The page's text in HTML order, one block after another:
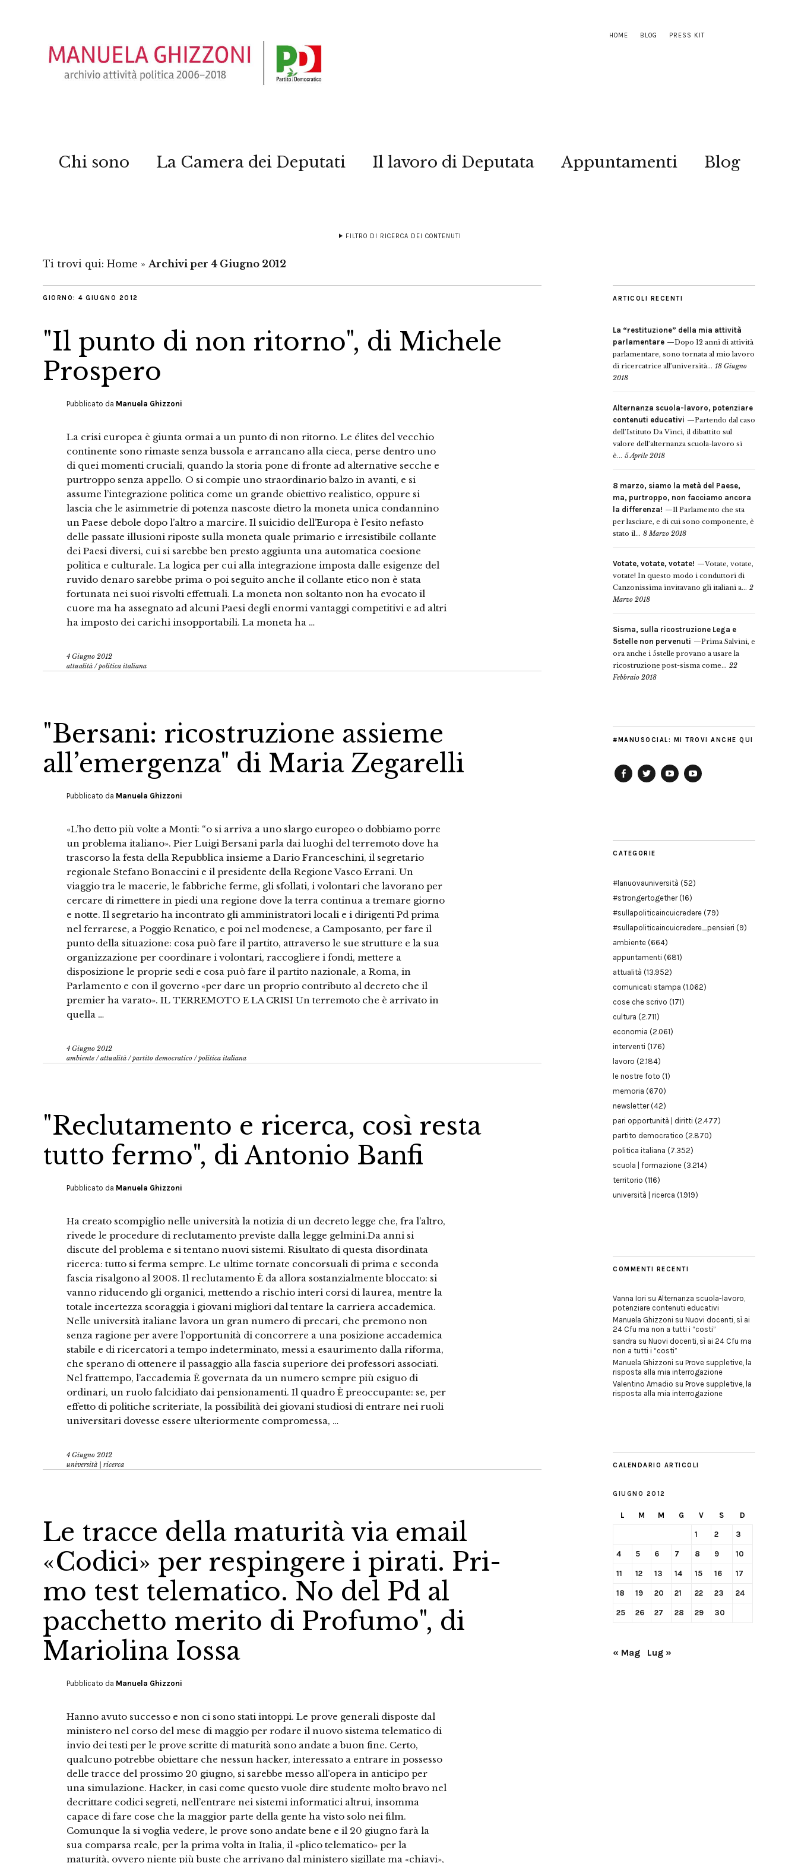
HOME BLOG PRESS KIT
Chi sono La Camera dei Deputati Il lavoro di Deputata Appuntamenti Blog
FILTRO DI RICERCA DEI CONTENUTI
Ti trovi qui: Home » Archivi per 4 Giugno 2012
GIORNO: 4 GIUGNO 2012
"Il punto di non ritorno", di Michele
Prospero
Pubblicato da Manuela Ghizzoni
La crisi europea è giunta ormai a un punto di non ritorno. Le élites del vecchio
continente sono rimaste senza bussola e arrancano alla cieca, perse dentro uno
di quei momenti cruciali, quando la storia pone di fronte ad alternative secche e
purtroppo senza appello. O si compie uno straordinario balzo in avanti, e si
assume l’integrazione politica come un grande obiettivo realistico, oppure si
lascia che le asimmetrie di potenza nascoste dietro la moneta unica condannino
un Paese debole dopo l’altro a marcire. Il suicidio dell’Europa è l’esito nefasto
delle passate illusioni riposte sulla moneta quale primario e irresistibile collante
dei Paesi diversi, cui si sarebbe ben presto aggiunta una automatica coesione
politica e culturale. La logica per cui alla integrazione imposta dalle esigenze del
ruvido denaro sarebbe prima o poi seguito anche il collante etico non è stata
fortunata nei suoi risvolti effettuali. La moneta non soltanto non ha evocato il
cuore ma ha assegnato ad alcuni Paesi degli enormi vantaggi competitivi e ad altri
ha imposto dei carichi insopportabili. La moneta ha …
4 Giugno 2012
attualità /politica italiana
"Bersani: ricostruzione assieme
all’emergenza" di Maria Zegarelli
Pubblicato da Manuela Ghizzoni
«L’ho detto più volte a Monti: “o si arriva a uno slargo europeo o dobbiamo porre
un problema italiano». Pier Luigi Bersani parla dai luoghi del terremoto dove ha
trascorso la festa della Repubblica insieme a Dario Franceschini, il segretario
regionale Stefano Bonaccini e il presidente della Regione Vasco Errani. Un
viaggio tra le macerie, le fabbriche ferme, gli sfollati, i volontari che lavorano per
cercare di rimettere in piedi una regione dove la terra continua a tremare giorno
e notte. Il segretario ha incontrato gli amministratori locali e i dirigenti Pd prima
nel ferrarese, a Poggio Renatico, e poi nel modenese, a Camposanto, per fare il
punto della situazione: cosa può fare il partito, attraverso le sue strutture e la sua
organizzazione per coordinare i volontari, raccogliere i fondi, mettere a
disposizione le proprie sedi e cosa può fare il partito nazionale, a Roma, in
Parlamento e con il governo «per dare un proprio contributo al decreto che il
premier ha varato». IL TERREMOTO E LA CRISI Un terremoto che è arrivato in
quella …
4 Giugno 2012
ambiente /attualità /partito democratico /politica italiana
"Reclutamento e ricerca, così resta
tutto fermo", di Antonio Banfi
Pubblicato da Manuela Ghizzoni
Ha creato scompiglio nelle università la notizia di un decreto legge che, fra l’altro,
rivede le procedure di reclutamento previste dalla legge gelmini.Da anni si
discute del problema e si tentano nuovi sistemi. Risultato di questa disordinata
ricerca: tutto si ferma sempre. Le ultime tornate concorsuali di prima e seconda
fascia risalgono al 2008. Il reclutamento È da allora sostanzialmente bloccato: si
vanno riducendo gli organici, mettendo a rischio interi corsi di laurea, mentre la
totale incertezza scoraggia i giovani migliori dal tentare la carriera accademica.
Nelle università italiane lavora un gran numero di precari, che premono non
senza ragione per avere l’opportunità di concorrere a una posizione accademica
stabile e di ricercatori a tempo indeterminato, messi a esaurimento dalla riforma,
che sperano di ottenere il passaggio alla fascia superiore dei professori associati.
Nel frattempo, l’accademia È governata da un numero sempre più esiguo di
ordinari, un ruolo falcidiato dai pensionamenti. Il quadro È preoccupante: se, per
effetto di politiche scriteriate, la possibilità dei giovani studiosi di entrare nei ruoli
universitari dovesse essere ulteriormente compromessa, …
4 Giugno 2012
università | ricerca
Le tracce della maturità via email
«Codici» per respingere i pirati. Pri-
mo test telematico. No del Pd al
pacchetto merito di Profumo", di
Mariolina Iossa
Pubblicato da Manuela Ghizzoni
Hanno avuto successo e non ci sono stati intoppi. Le prove generali disposte dal
ministero nel corso del mese di maggio per rodare il nuovo sistema telematico di
invio dei testi per le prove scritte di maturità sono andate a buon fine. Certo,
qualcuno potrebbe obiettare che nessun hacker, interessato a entrare in possesso
delle tracce del prossimo 20 giugno, si sarebbe messo all’opera in anticipo per
una simulazione. Hacker, in casi come questo vuole dire studente molto bravo nel
decrittare codici segreti, nell’entrare nei sistemi informatici altrui, insomma
capace di fare cose che la maggior parte della gente ha visto solo nei film.
Comunque la si voglia vedere, le prove sono andate bene e il 20 giugno farà la
sua comparsa reale, per la prima volta in Italia, il «plico telematico» per la
maturità, ovvero niente più buste che arrivano dal ministero sigillate ma «chiavi»,
ARTICOLI RECENTI
La “restituzione” della mia attività
parlamentare
Dopo 12 anni di attività
parlamentare, sono tornata al mio lavoro
di ricercatrice all’università... 18 Giugno
2018
Alternanza scuola-lavoro, potenziare
contenuti educativi
Partendo dal caso
dell’Istituto Da Vinci, il dibattito sul
valore dell’alternanza scuola-lavoro si
è... 5 Aprile 2018
8 marzo, siamo la metà del Paese,
ma, purtroppo, non facciamo ancora
la differenza!
Il Parlamento che sta
per lasciare, e di cui sono componente, è
stato il... 8 Marzo 2018
Votate, votate, votate!
Votate, votate,
votate! In questo modo i conduttori di
Canzonissima invitavano gli italiani a... 2
Marzo 2018
Sisma, sulla ricostruzione Lega e
5stelle non pervenuti
Prima Salvini, e
ora anche i 5stelle provano a usare la
ricostruzione post-sisma come... 22
Febbraio 2018
#MANUSOCIAL: MI TROVI ANCHE QUI
CATEGORIE
#lanuovauniversità (52)
#strongertogether(16)
#sullapoliticaincuicredere (79)
#sullapoliticaincuicredere_pensieri (9)
ambiente (664)
appuntamenti (681)
attualità (13.952)
comunicati stampa (1.062)
cose che scrivo (171)
cultura (2.711)
economia (2.061)
interventi (176)
lavoro (2.184)
le nostre foto (1)
memoria (670)
newsletter(42)
pari opportunità | diritti (2.477)
partito democratico (2.870)
politica italiana (7.352)
scuola | formazione (3.214)
territorio (116)
università | ricerca (1.919)
COMMENTI RECENTI
Vanna Iori su Alternanza scuola-lavoro,
potenziare contenuti educativi
Manuela Ghizzoni su Nuovi docenti, sì ai
24 Cfu ma non a tutti i “costi”
sandra su Nuovi docenti, sì ai 24 Cfu ma
non a tutti i “costi”
Manuela Ghizzoni su Prove suppletive, la
risposta alla mia interrogazione
Valentino Amadio su Prove suppletive, la
risposta alla mia interrogazione
CALENDARIO ARTICOLI
GIUGNO 2012
L M M G V S D
1 2 3
4 5 6 7 8 9 10
11 12 13 14 15 16 17
18 19 20 21 22 23 24
25 26 27 28 29 30
« Mag Lug »